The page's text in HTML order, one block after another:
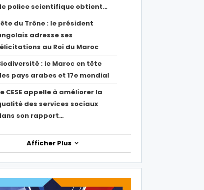
police scientifique obtient…
du Trône : le président
adresse ses
au Roi du Maroc
: le Maroc en tête
pays arabes et 17e mondial
CESE appelle à améliorer la
des services sociaux
son rapport…
Afficher Plus